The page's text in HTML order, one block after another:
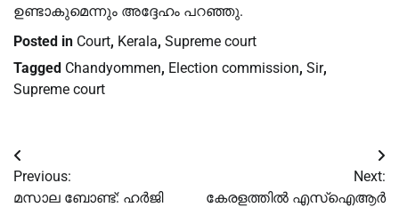
ഉണ്ടാകുമെന്നും അദ്ദേഹം പറഞ്ഞു.
Posted in Court, Kerala, Supreme court
Tagged Chandyommen, Election commission, Sir,
Supreme court
Post
navigation
Previous:
മസാല ബോണ്ട്: ഹര്‍ജി
Next:
കേരളത്തില്‍ എസ്‌ഐആ‌ര്‍